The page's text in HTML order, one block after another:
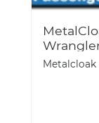
Metalcloak